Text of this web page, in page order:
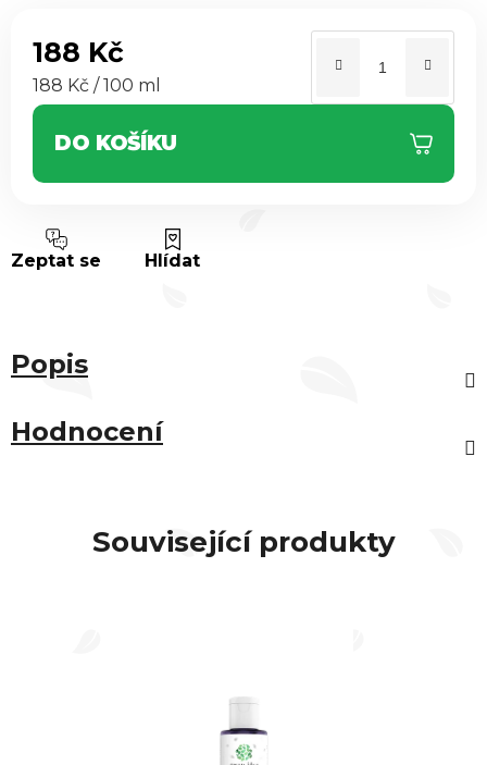
188 Kč
Měrná cena:
188 Kč / 100 ml
DO KOŠÍKU
Zeptat se Hlídat
Popis
Hodnocení
Související produkty